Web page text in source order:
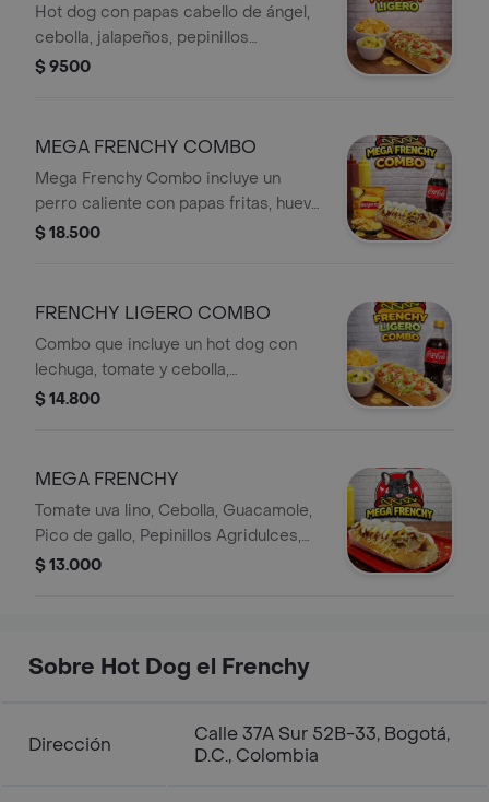
Hot dog con papas cabello de ángel,
cebolla, jalapeños, pepinillos
agridulces, guacamole y pico de gallo.
$ 9500
MEGA FRENCHY COMBO
Mega Frenchy Combo incluye un
perro caliente con papas fritas, huevo
de codorniz, salsas y una gaseosa.
$ 18.500
FRENCHY LIGERO COMBO
Combo que incluye un hot dog con
lechuga, tomate y cebolla,
acompañado de papas fritas y
$ 14.800
MEGA FRENCHY
Tomate uva lino, Cebolla, Guacamole,
Pico de gallo, Pepinillos Agridulces,
Jalapeños, Queso doble crema,
$ 13.000
Sobre Hot Dog el Frenchy
Dirección
Calle 37A Sur 52B-33, Bogotá,
D.C., Colombia